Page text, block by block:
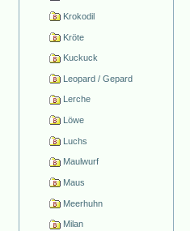
Krokodil
Kröte
Kuckuck
Leopard / Gepard
Lerche
Löwe
Luchs
Maulwurf
Maus
Meerhuhn
Milan